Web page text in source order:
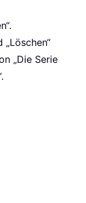
„Die Serie